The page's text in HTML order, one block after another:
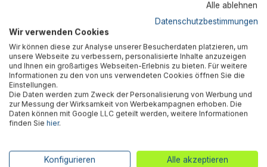
Herstellerinformation
Kunden kauften auch
Alle ablehnen
Datenschutzbestimmungen
Wir verwenden Cookies
Wir können diese zur Analyse unserer Besucherdaten platzieren, um
unsere Webseite zu verbessern, personalisierte Inhalte anzuzeigen
und Ihnen ein großartiges Webseiten-Erlebnis zu bieten. Für weitere
Informationen zu den von uns verwendeten Cookies öffnen Sie die
Einstellungen.
Die Daten werden zum Zweck der Personalisierung von Werbung und
zur Messung der Wirksamkeit von Werbekampagnen erhoben. Die
Daten können mit Google LLC geteilt werden, weitere Informationen
finden Sie hier.
Konfigurieren Alle akzeptieren
FÜR DICH
Abonniere jetzt unseren kostenlosen
Newsletter, verpasse keine Neuigkeiten und
Aktionen mehr und sichere Dir 5 %
Willkommensrabatt auf nicht reduzierte Ware
bei Deiner ersten Bestellung !*
Email
*Mit der Anmeldung zum Newsletter stimmst du zu, regelmäßig per E-